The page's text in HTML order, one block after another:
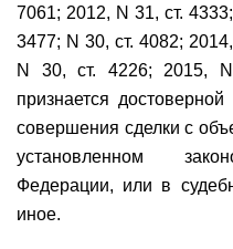
7061; 2012, N 31, ст.
3477; N 30, ст. 4082;
N 30, ст. 4226; 2015,
признается
совершения сделки с
установленном
Федерации, или в
иное.